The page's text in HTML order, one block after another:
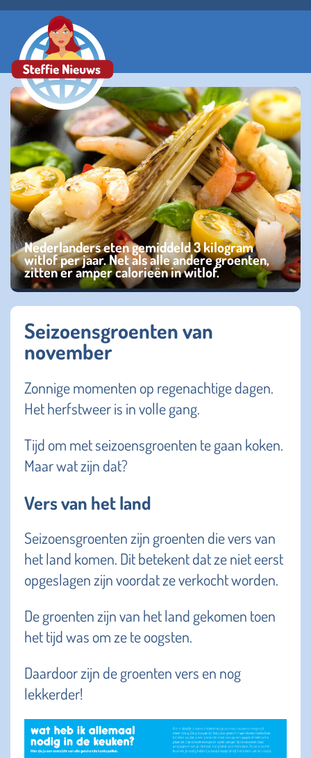
Nederlanders eten gemiddeld 3 kilogram
witlof per jaar. Net als alle andere groenten,
zitten er amper calorieën in witlof.
Seizoensgroenten van
november
Zonnige momenten op regenachtige dagen.
Het herfstweer is in volle gang.
Tijd om met seizoensgroenten te gaan koken.
Maar wat zijn dat?
Vers van het land
Seizoensgroenten zijn groenten die vers van
het land komen. Dit betekent dat ze niet eerst
opgeslagen zijn voordat ze verkocht worden.
De groenten zijn van het land gekomen toen
het tijd was om ze te oogsten.
Daardoor zijn de groenten vers en nog
lekkerder!